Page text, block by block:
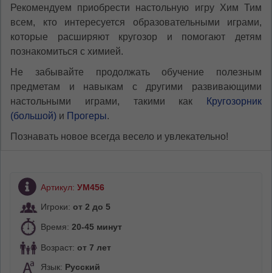
Рекомендуем приобрести настольную игру Хим Тим
всем, кто интересуется образовательными играми,
которые расширяют кругозор и помогают детям
познакомиться с химией.
Не забывайте продолжать обучение полезным
предметам и навыкам с другими развивающими
настольными играми, такими как
Кругозорник
(большой) и Прогеры.
Познавать новое всегда весело и увлекательно!
Артикул: УМ456
Игроки: от 2 до 5
Время: 20-45 минут
Возраст: от 7 лет
Язык: Русский